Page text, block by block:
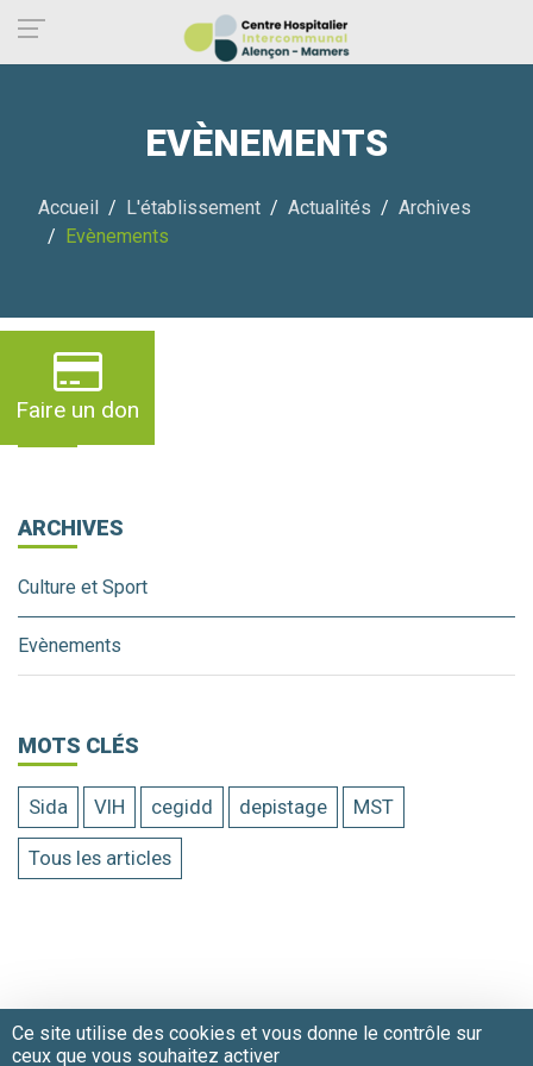
EVÈNEMENTS
Accueil L'établissement Actualités
Archives
Evènements
ARCHIVES
Culture et Sport
Evènements
MOTS CLÉS
Sida VIH cegidd depistage MST
Tous les articles
Faire un don
Hospitalier Intercommunal Alençon-Mamers
Mentions Légales|Plan du site|Nous contacter
Panneau de gestion des cookies
Ce site utilise des cookies et vous donne le contrôle sur
ceux que vous souhaitez activer